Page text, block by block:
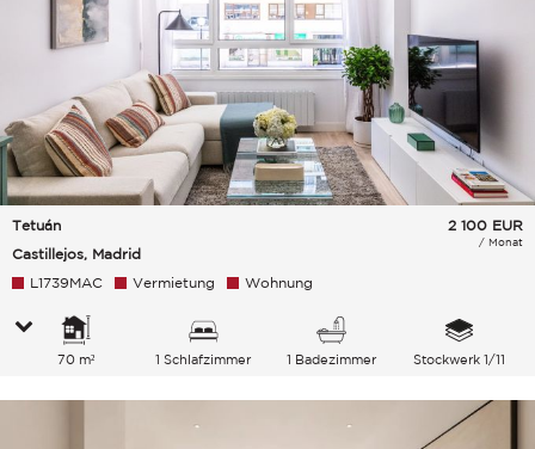
Tetuán
Castillejos, Madrid
2 100 EUR
/ Monat
L1739MAC Vermietung Wohnung
70 m² 1 Schlafzimmer 1 Badezimmer Stockwerk 1/11